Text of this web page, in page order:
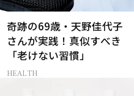
奇跡の69歳・天野佳代子
さんが実践！真似すべき
「老けない習慣」
HEALTH